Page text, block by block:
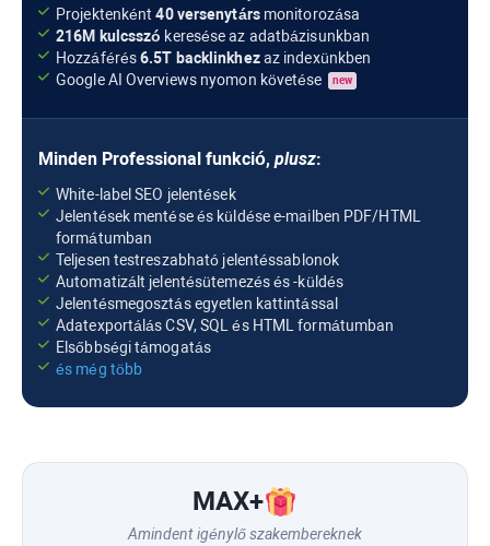
Projektenként40 versenytársmonitorozása
216M kulcsszó keresése az adatbázisunkban
Hozzáférés6.5T backlinkhezaz indexünkben
Google AI Overviewsnyomon követése new
Minden Professional funkció, plusz:
White-label SEO jelentések
Jelentések mentése és küldése e-mailben PDF/HTML
formátumban
Teljesen testreszabható jelentéssablonok
Automatizált jelentésütemezés és -küldés
Jelentésmegosztás egyetlen kattintással
Adatexportálás CSV, SQL és HTML formátumban
Elsőbbségi támogatás
és még több
MAX+
Amindent igénylő szakembereknek